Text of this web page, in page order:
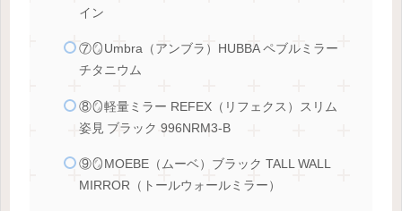
イン
⑦🪞Umbra（アンブラ）HUBBA ペブルミラー
チタニウム
⑧🪞軽量ミラー REFEX（リフェクス）スリム
姿見 ブラック 996NRM3‑B
⑨🪞MOEBE（ムーベ）ブラック TALL WALL
MIRROR（トールウォールミラー）